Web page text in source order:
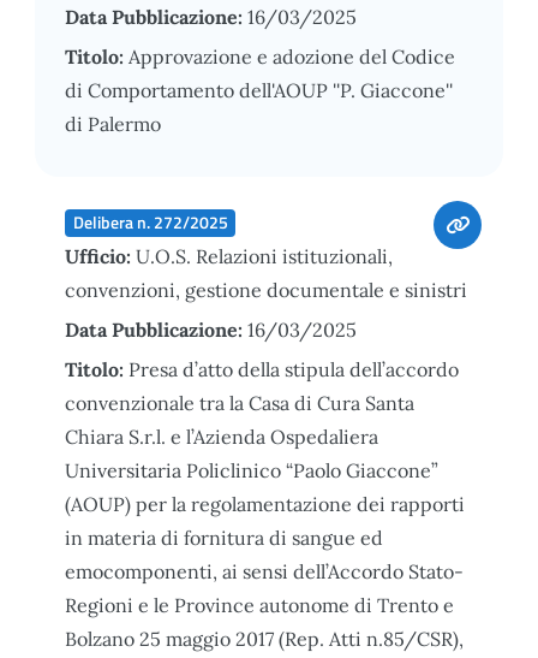
Data Pubblicazione: 16/03/2025
Titolo: Approvazione e adozione del Codice
di Comportamento dell'AOUP ''P. Giaccone''
di Palermo
Delibera n. 272/2025
Ufficio: U.O.S. Relazioni istituzionali,
convenzioni, gestione documentale e sinistri
Data Pubblicazione: 16/03/2025
Titolo: Presa d’atto della stipula dell’accordo
convenzionale tra la Casa di Cura Santa
Chiara S.r.l. e l’Azienda Ospedaliera
Universitaria Policlinico “Paolo Giaccone”
(AOUP) per la regolamentazione dei rapporti
in materia di fornitura di sangue ed
emocomponenti, ai sensi dell’Accordo Stato-
Regioni e le Province autonome di Trento e
Bolzano 25 maggio 2017 (Rep. Atti n.85/CSR),